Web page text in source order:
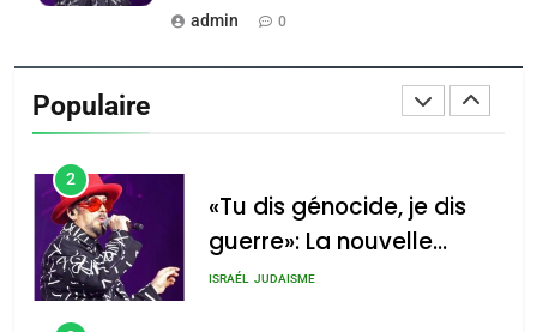
admin 0
Tout sur la Nostalgie
נשיא המדינה יצחק
הרצוג נפגש עם
נשיא ארגנטינה
חוויאר מיליי, במשכן
הנשיא בירושלים.
Accords d’Isaac: l’alliance
pourrait s’étendre à 13
pays d’Amérique latine
Populaire
guerre»: La nouvelle
chanson de Boy George
3
Tout sur la Nostalgie